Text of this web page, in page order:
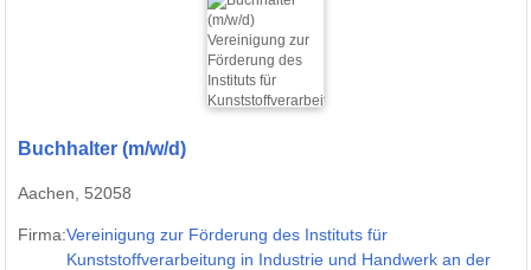
Buchhalter (m/w/d)
Aachen, 52058
Firma:Vereinigung zur Förderung des Instituts für
Kunststoffverarbeitung in Industrie und Handwerk an der